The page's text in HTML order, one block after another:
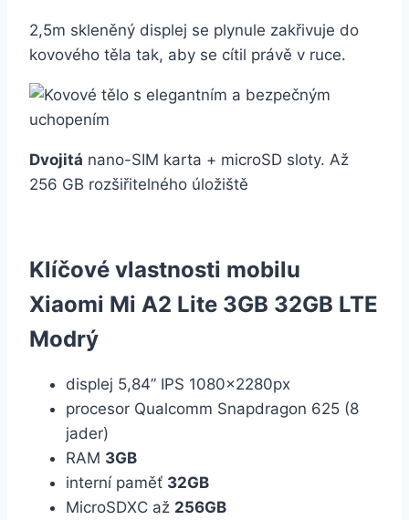
2,5m skleněný displej se plynule zakřivuje do
kovového těla tak, aby se cítil právě v ruce.
Dvojitá nano-SIM karta + microSD sloty. Až
256 GB rozšiřitelného úložiště
Klíčové vlastnosti mobilu
Xiaomi Mi A2 Lite 3GB 32GB LTE
Modrý
displej 5,84” IPS 1080x2280px
procesor Qualcomm Snapdragon 625 (8
jader)
RAM 3GB
interní paměť 32GB
MicroSDXC až 256GB